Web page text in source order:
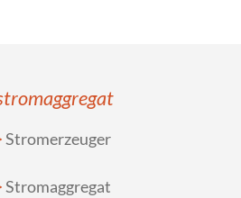
Stromerzeuger
Stromaggregat